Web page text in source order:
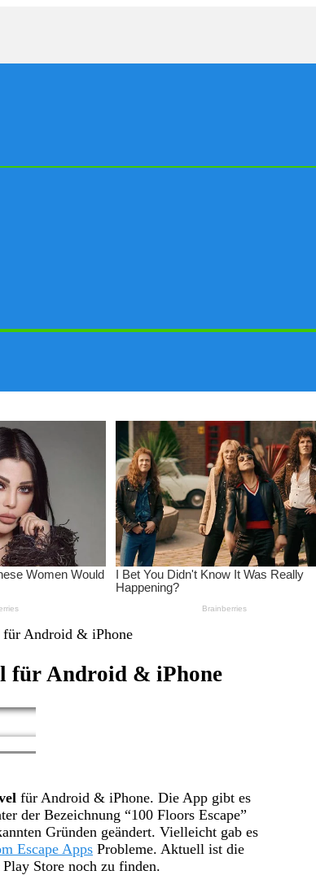
für Android & iPhone
für Android & iPhone
für Android & iPhone. Die App gibt es
der Bezeichnung “100 Floors Escape”
Gründen geändert. Vielleicht gab es
Escape Apps Probleme. Aktuell ist die
Store noch zu finden.